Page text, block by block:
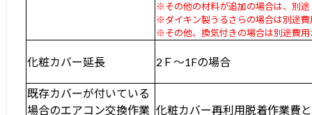
※その他の材料が追加の場合は、別途
※ダイキン製うるさらの場合は別途
※その他、換気付きの場合は別途費用
化粧カバー延長 2Ｆ～1Fの場合
既存カバーが付いている
場合のエアコン交換作業 化粧カバー再利用脱着作業費